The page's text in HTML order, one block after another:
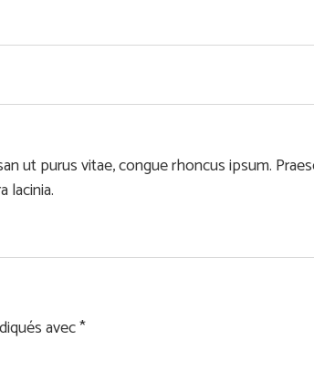
ut purus vitae, congue rhoncus ipsum.
lacinia.
avec*